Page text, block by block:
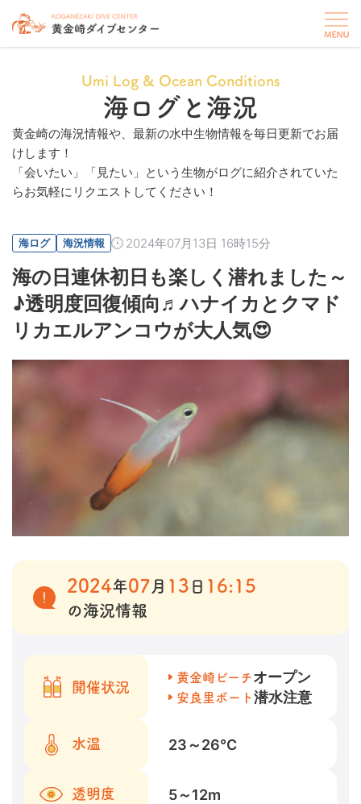
Umi Log & Ocean Conditions
海ログと海況
黄金崎の海況情報や、最新の水中生物情報を毎日更新でお届
けします！
「会いたい」「見たい」という生物がログに紹介されていた
らお気軽にリクエストしてください！
海ログ 海況情報 2024年07月13日 16時15分
海の日連休初日も楽しく潜れました～
♪透明度回復傾向♬ハナイカとクマド
リカエルアンコウが大人気😍
2024年07 月 13 日 16:15
の海況情報
開催状況
黄金崎ビーチオープン
安良里ボート 潜水注意
水温 23～26℃
透明度 5～12m